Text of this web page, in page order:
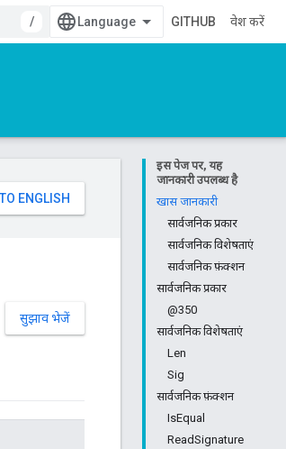
/
GITHUB प्रवेश करें
इस पेज पर, यह
जानकारी उपलब्ध है
खास जानकारी
सार्वजनिक प्रकार
सार्वजनिक विशेषताएं
सार्वजनिक फ़ंक्शन
सार्वजनिक प्रकार
@350
सार्वजनिक विशेषताएं
Len
Sig
सार्वजनिक फ़ंक्शन
IsEqual
ReadSignature
सुझाव भेजें